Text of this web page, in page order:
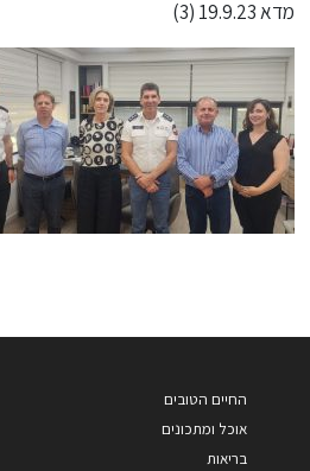
החיים הטובים
אוכל ומתכונים
בריאות